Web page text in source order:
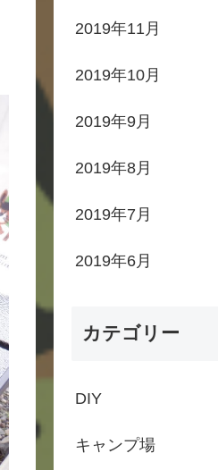
2019年11月
2019年10月
2019年9月
2019年8月
2019年7月
2019年6月
カテゴリー
DIY
キャンプ場